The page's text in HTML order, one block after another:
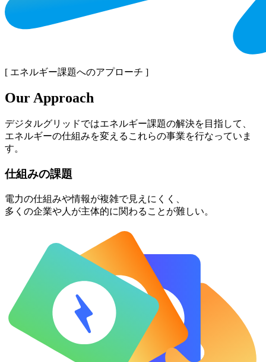
[ エネルギー課題へのアプローチ ]
Our Approach
デジタルグリッドではエネルギー課題の解決を目指して、
エネルギーの仕組みを変えるこれらの事業を行なっていま
す。
仕組みの課題
電力の仕組みや情報が複雑で見えにくく、
多くの企業や人が主体的に関わることが難しい。